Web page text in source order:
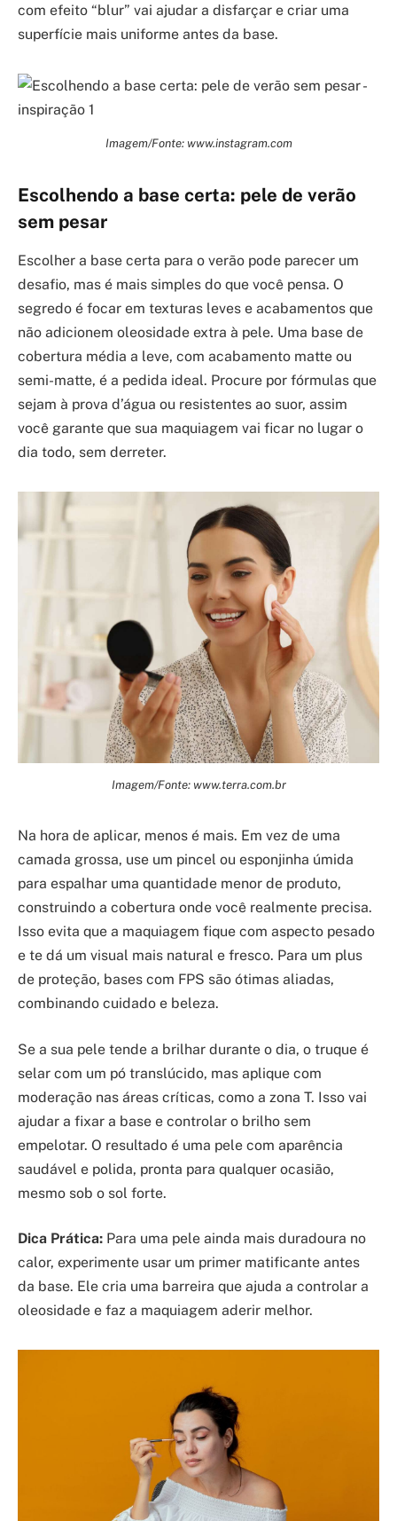
com efeito “blur” vai ajudar a disfarçar e criar uma
superfície mais uniforme antes da base.
Imagem/Fonte: www.instagram.com
Escolhendo a base certa: pele de verão
sem pesar
Escolher a base certa para o verão pode parecer um
desafio, mas é mais simples do que você pensa. O
segredo é focar em texturas leves e acabamentos que
não adicionem oleosidade extra à pele. Uma base de
cobertura média a leve, com acabamento matte ou
semi-matte, é a pedida ideal. Procure por fórmulas que
sejam à prova d’água ou resistentes ao suor, assim
você garante que sua maquiagem vai ficar no lugar o
dia todo, sem derreter.
Imagem/Fonte: www.terra.com.br
Na hora de aplicar, menos é mais. Em vez de uma
camada grossa, use um pincel ou esponjinha úmida
para espalhar uma quantidade menor de produto,
construindo a cobertura onde você realmente precisa.
Isso evita que a maquiagem fique com aspecto pesado
e te dá um visual mais natural e fresco. Para um plus
de proteção, bases com FPS são ótimas aliadas,
combinando cuidado e beleza.
Se a sua pele tende a brilhar durante o dia, o truque é
selar com um pó translúcido, mas aplique com
moderação nas áreas críticas, como a zona T. Isso vai
ajudar a fixar a base e controlar o brilho sem
empelotar. O resultado é uma pele com aparência
saudável e polida, pronta para qualquer ocasião,
mesmo sob o sol forte.
Dica Prática: Para uma pele ainda mais duradoura no
calor, experimente usar um primer matificante antes
da base. Ele cria uma barreira que ajuda a controlar a
oleosidade e faz a maquiagem aderir melhor.